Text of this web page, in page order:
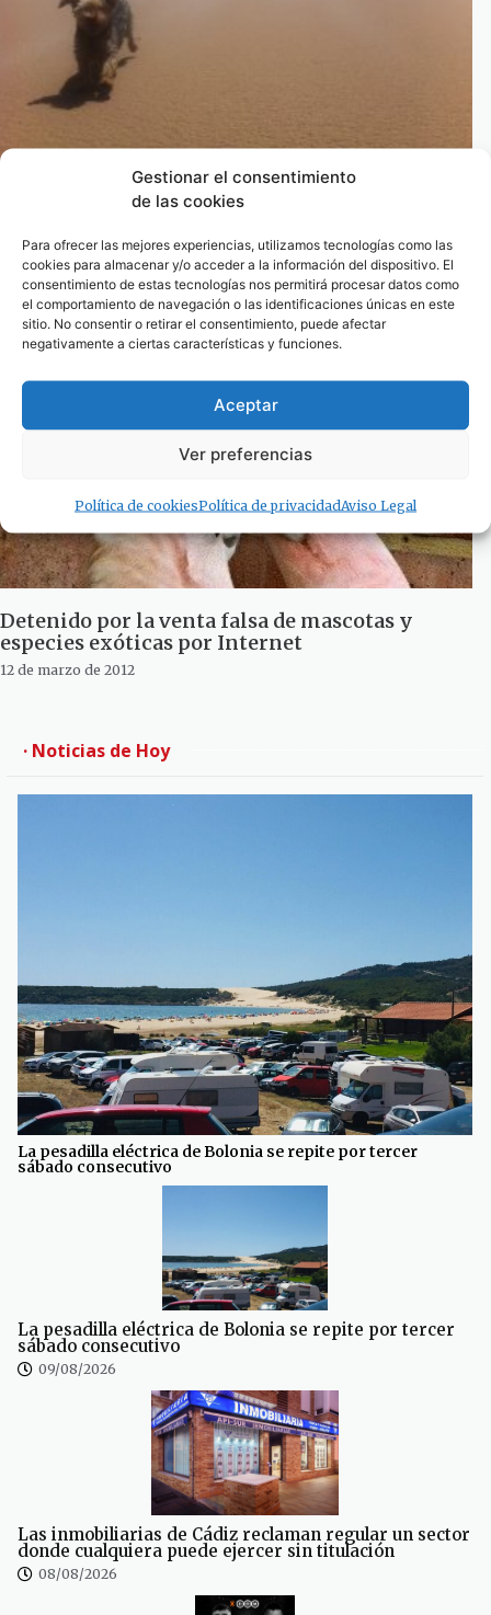
Gestionar el consentimiento
de las cookies
Para ofrecer las mejores experiencias, utilizamos tecnologías como las
cookies para almacenar y/o acceder a la información del dispositivo. El
consentimiento de estas tecnologías nos permitirá procesar datos como
el comportamiento de navegación o las identificaciones únicas en este
sitio. No consentir o retirar el consentimiento, puede afectar
negativamente a ciertas características y funciones.
Aceptar
Ver preferencias
Política de cookiesPolítica de privacidadAviso Legal
incrementa un 11 por ciento respecto a hace
dos años
30 de junio de 2013
Detenido por la venta falsa de mascotas y
especies exóticas por Internet
12 de marzo de 2012
· Noticias de Hoy
La pesadilla eléctrica de Bolonia se repite por tercer
sábado consecutivo
La pesadilla eléctrica de Bolonia se repite por tercer
sábado consecutivo
09/08/2026
Las inmobiliarias de Cádiz reclaman regular un sector
donde cualquiera puede ejercer sin titulación
08/08/2026